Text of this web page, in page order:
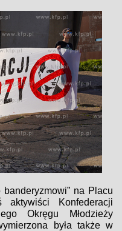
banderyzmowi” na Placu
aktywiści Konfederacji
Okręgu Młodzieży
była także w